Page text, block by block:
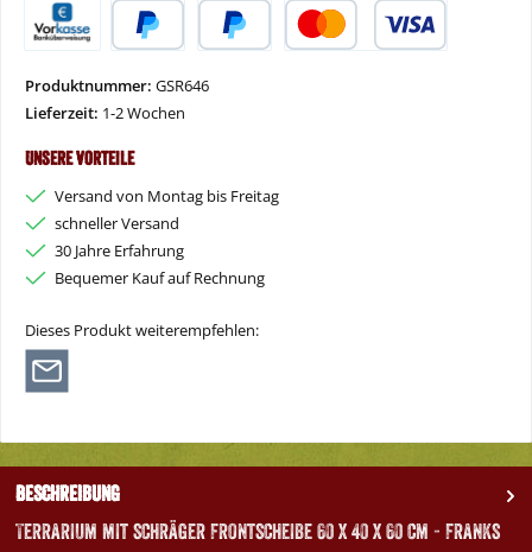
Produktnummer: GSR646
Lieferzeit: 1-2 Wochen
Unsere Vorteile
Versand von Montag bis Freitag
schneller Versand
30 Jahre Erfahrung
Bequemer Kauf auf Rechnung
Dieses Produkt weiterempfehlen:
Beschreibung
Terrarium mit schräger Frontscheibe 60 x 40 x 60 cm - Franks